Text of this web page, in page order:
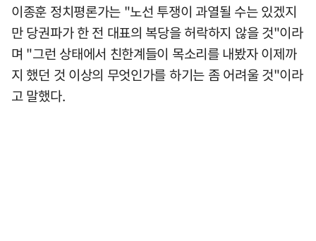
이종훈 정치평론가는 "노선 투쟁이 과열될 수는 있겠지
만 당권파가 한 전 대표의 복당을 허락하지 않을 것"이라
며 "그런 상태에서 친한계들이 목소리를 내봤자 이제까
지 했던 것 이상의 무엇인가를 하기는 좀 어려울 것"이라
고 말했다.